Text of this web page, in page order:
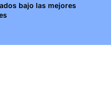
bajo las mejores